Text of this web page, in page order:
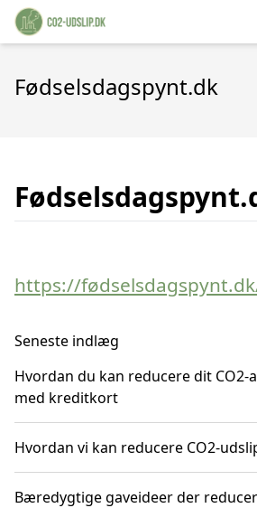
Fødselsdagspynt.dk
https://
Seneste indlæg
Hvordan du kan reducere dit CO2-
med kreditkort
Hvordan vi kan reducere CO2-
Bæredygtige gaveideer der